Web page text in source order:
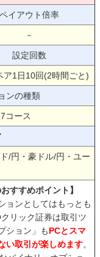
ペイアウト倍率
－
設定回数
ア1日10回(2時間ごと)
ンの種類
コース
/円・豪ドル/円・ユー
すすめポイント】
ョンとしてはもっとも
リック証券は取引ツ
ション」もPCとスマ
い取引が楽しめます。